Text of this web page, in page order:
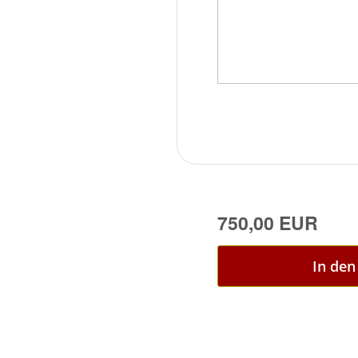
750,00 EUR
In